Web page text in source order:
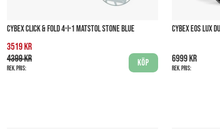
CYBEX CLICK & FOLD 4-I-1 MATSTOL STONE BLUE
3519 kr
4399 kr
Rek. pris:
Köp
CYBEX EOS LUX
6999 kr
Rek. pris: